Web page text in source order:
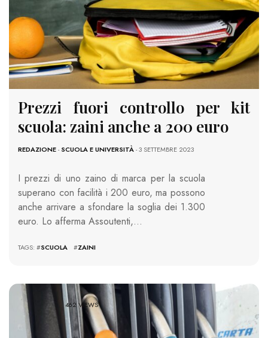
Prezzi fuori controllo per kit
scuola: zaini anche a 200 euro
REDAZIONE-SCUOLA E UNIVERSITÀ- 3 SETTEMBRE 2023
I prezzi di uno zaino di marca per la scuola
superano con facilità i 200 euro, ma possono
anche arrivare a sfondare la soglia dei 1.300
euro. Lo afferma Assoutenti,…
TAGS: #SCUOLA #ZAINI
462 VIEWS